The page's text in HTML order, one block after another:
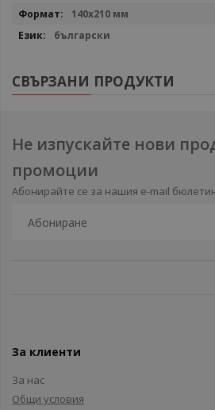
140x210 мм
български
СВЪРЗАНИ ПРОДУКТИ
Не изпускайте нови
промоции
Абонирайте се за нашия e-mail
За клиенти
За нас
Общи условия